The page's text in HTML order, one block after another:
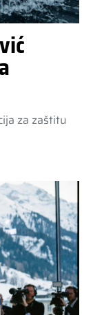
za zaštitu